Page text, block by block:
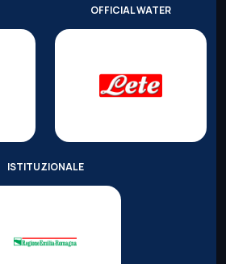
OFFICIAL WATER
ISTITUZIONALE